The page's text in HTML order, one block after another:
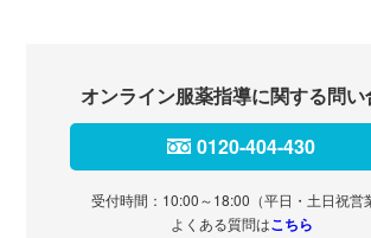
オンライン服薬指導に関する問い
0120-404-430
受付時間：10:00～18:00（平日・土日祝営
よくある質問はこちら